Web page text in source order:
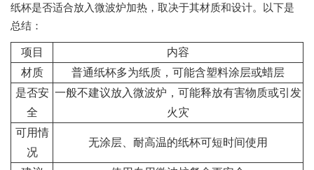
纸杯是否适合放入微波炉加热，取决于其材质和设计。以下是
总结：
项目
内容
材质
普通纸杯多为纸质，可能含塑料涂层或蜡层
是否安
全
一般不建议放入微波炉，可能释放有害物质或引发
火灾
可用情
况
无涂层、耐高温的纸杯可短时间使用